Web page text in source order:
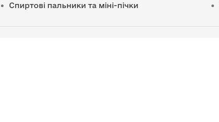
Спиртові пальники та міні-пічки